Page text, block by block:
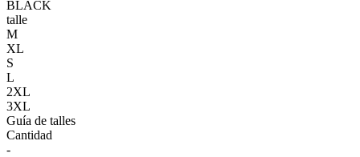
BLACK
talle
M
XL
S
L
2XL
3XL
Guía de talles
Cantidad
-